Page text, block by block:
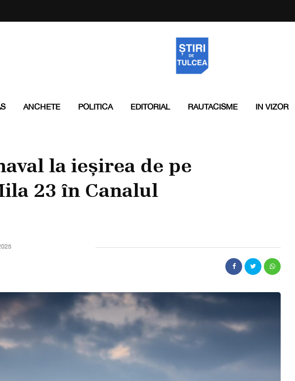
ANCHETE POLITICA EDITORIAL RAUTACISME IN VIZOR
la ieșirea de pe
23 în Canalul